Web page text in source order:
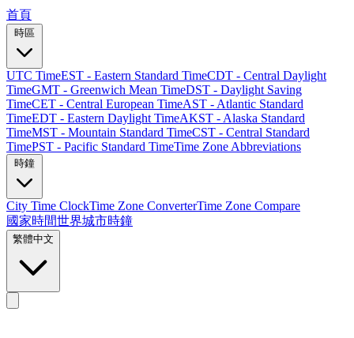
首頁
UTC TimeEST - Eastern Standard TimeCDT - Central Daylight
TimeGMT - Greenwich Mean TimeDST - Daylight Saving
TimeCET - Central European TimeAST - Atlantic Standard
TimeEDT - Eastern Daylight TimeAKST - Alaska Standard
TimeMST - Mountain Standard TimeCST - Central Standard
TimePST - Pacific Standard TimeTime Zone Abbreviations
City Time ClockTime Zone ConverterTime Zone Compare
國家時間世界城市時鐘
繁體中文